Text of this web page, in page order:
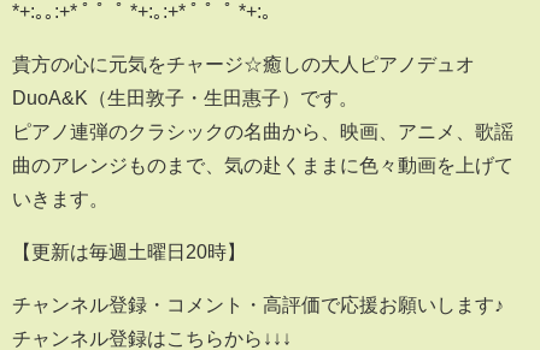
*+:｡｡:+* ﾟ ゜ﾟ *+:｡:+* ﾟ ゜ﾟ *+:｡
貴方の心に元気をチャージ☆癒しの大人ピアノデュオ
DuoA&K（生田敦子・生田惠子）です。
ピアノ連弾のクラシックの名曲から、映画、アニメ、歌謡
曲のアレンジものまで、気の赴くままに色々動画を上げて
いきます。
【更新は毎週土曜日20時】
チャンネル登録・コメント・高評価で応援お願いします♪
チャンネル登録はこちらから↓↓↓